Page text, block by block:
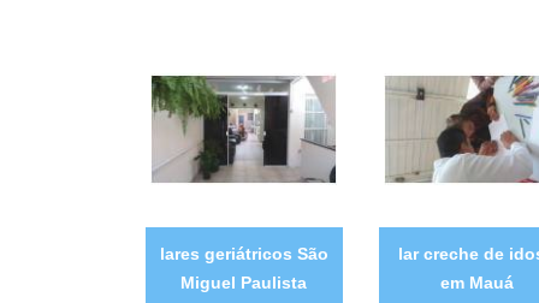
lares geriátricos São
Miguel Paulista
lar creche de
em Mauá